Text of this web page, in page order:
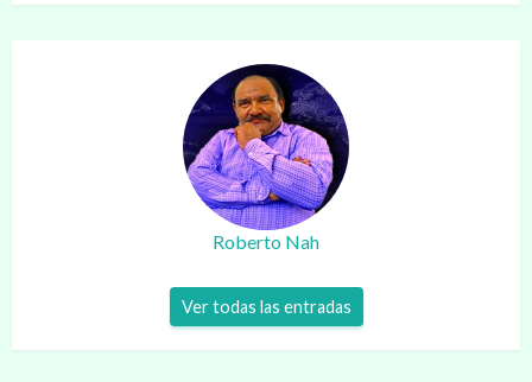
Roberto Nah
Ver todas las entradas